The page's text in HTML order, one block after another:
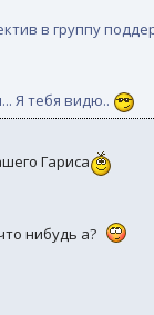
в группу
Я тебя видю..
Гариса
нибудь а?